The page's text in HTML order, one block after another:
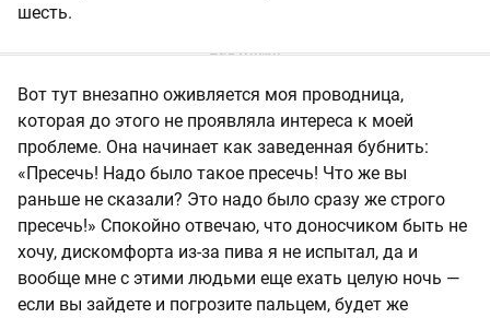
шесть.
Вот тут внезапно оживляется моя проводница,
которая до этого не проявляла интереса к моей
проблеме. Она начинает как заведенная бубнить:
«Пресечь! Надо было такое пресечь! Что же вы
раньше не сказали? Это надо было сразу же строго
пресечь!» Спокойно отвечаю, что доносчиком быть не
хочу, дискомфорта из-за пива я не испытал, да и
вообще мне с этими людьми еще ехать целую ночь —
если вы зайдете и погрозите пальцем, будет же